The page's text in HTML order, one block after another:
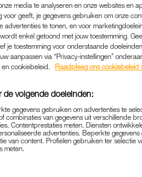
IN
NIETS
GEMIST
KIM HARTGRING
(28). Hij heeft een
media te analyseren en onze websites en
geeft, je gegevens gebruiken om onze
te tonen, en voor
enkel getoond met jouw toestemming.
je toestemming voor onderstaande
aanpassen via “Privacy-instellingen”
en cookiebeleid.
Raadpleeg ons cookiebeleid
de volgende doeleinden:
gegevens gebruiken om advertenties te
van gegevens uit verschillende
Contentprestaties meten. Diensten
advertenties. Beperkte
van content. Profielen gebruiken ter selectie
meten.